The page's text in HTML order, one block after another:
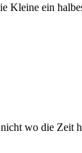
ein
wo die Zeit